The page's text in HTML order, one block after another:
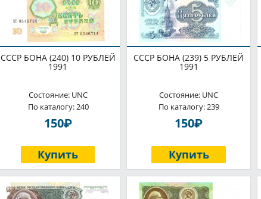
СССР БОНА (240) 10 РУБЛЕЙ
1991
Состояние: UNC
По каталогу: 240
150P
Купить
СССР БОНА (239) 5 РУБЛЕЙ
1991
Состояние: UNC
По каталогу: 239
150P
Купить